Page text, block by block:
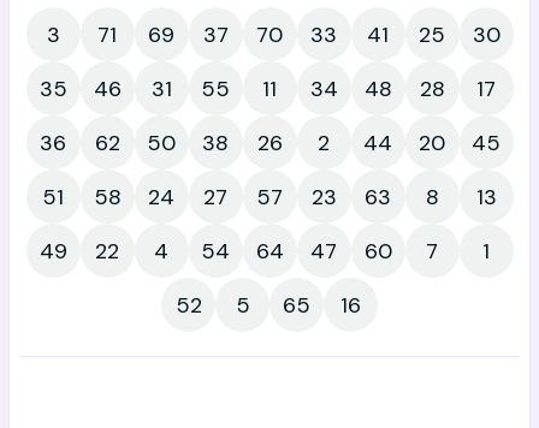
3 71 69 37 70 33 41 25
30
35
46 31 55 11 34 48 28
17
36
62 50 38 26 2 44 20
45
51
58 24 27 57 23 63 8
13
49
22 4 54 64 47 60 7
1
52
5 65 16